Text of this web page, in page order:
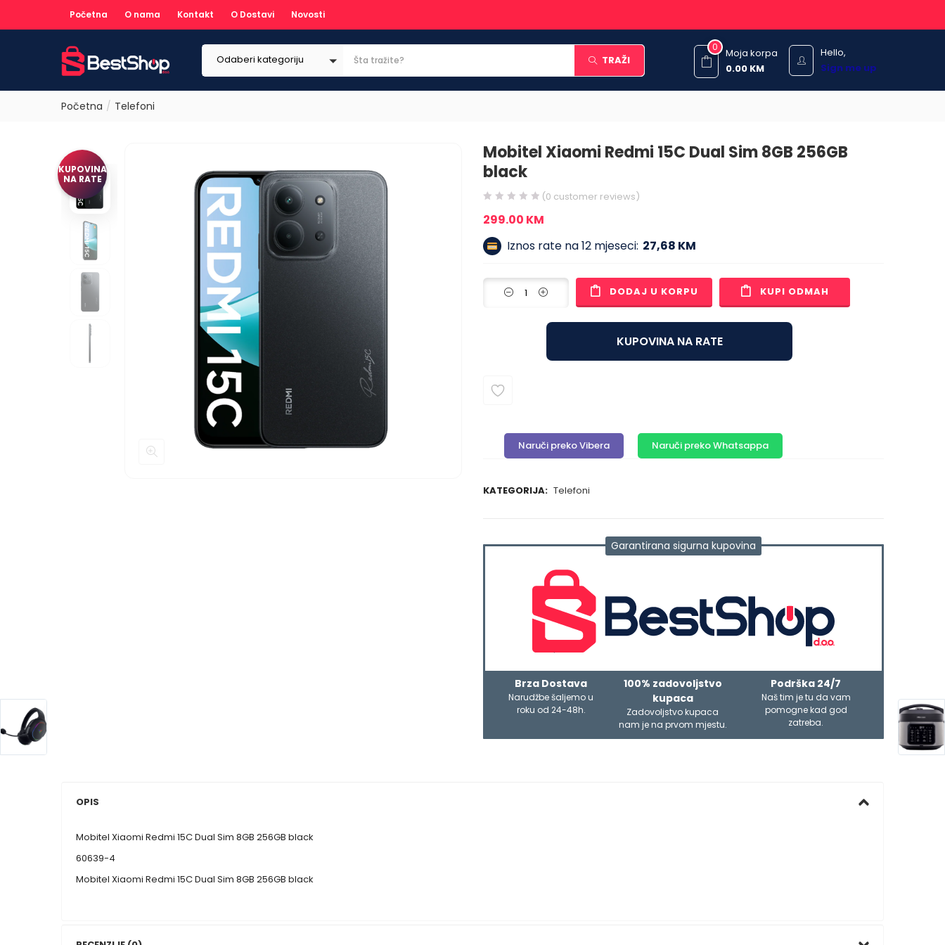
Početna O nama Kontakt O Dostavi Novosti
Odaberi kategoriju TRAŽI
Hello,
Sign me up
0
Moja korpa
0.00 KM
Početna Telefoni
KUPOVINA
NA RATE
Mobitel Xiaomi Redmi 15C Dual Sim 8GB 256GB
black
(0 customer reviews)
299.00 KM
Iznos rate na 12 mjeseci: 27,68 KM
DODAJ U KORPU KUPI ODMAH
KUPOVINA NA RATE
Naruči preko Vibera Naruči preko Whatsappa
KATEGORIJA: Telefoni
Garantirana sigurna kupovina
Brza Dostava
Narudžbe šaljemo u
roku od 24-48h.
100% zadovoljstvo
kupaca
Zadovoljstvo kupaca
nam je na prvom mjestu.
Podrška 24/7
Naš tim je tu da vam
pomogne kad god
zatreba.
OPIS
Mobitel Xiaomi Redmi 15C Dual Sim 8GB 256GB black
60639-4
Mobitel Xiaomi Redmi 15C Dual Sim 8GB 256GB black